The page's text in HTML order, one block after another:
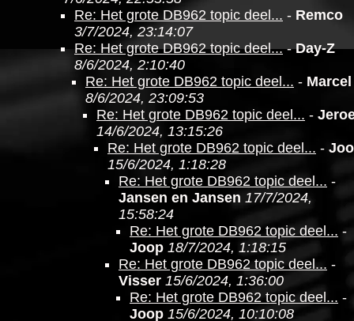
Re: Het grote DB962 topic deel... - Remco
3/7/2024, 23:14:07
Re: Het grote DB962 topic deel...-Day-Z
8/6/2024, 2:10:40
Re: Het grote DB962 topic deel... - Marcel
8/6/2024, 23:09:53
Re: Het grote DB962 topic deel... -
14/6/2024, 13:15:26
Re: Het grote DB962 topic deel... -
15/6/2024, 1:18:28
Re: Het grote DB962 topic deel... -
Jansen en Jansen 17/7/2024,
15:58:24
Re: Het grote DB962 topic deel... -
Joop 18/7/2024, 1:18:15
Re: Het grote DB962 topic deel... -
Visser 15/6/2024, 1:36:00
Re: Het grote DB962 topic deel... -
Joop 15/6/2024, 10:10:08